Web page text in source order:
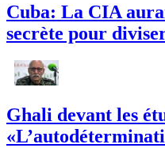
Cuba: La CIA
secrète pour
Ghali devant les